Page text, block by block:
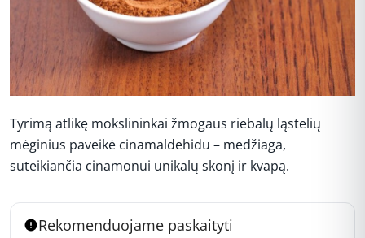
Tyrimą atlikę mokslininkai žmogaus riebalų ląstelių
mėginius paveikė cinamaldehidu – medžiaga,
suteikiančia cinamonui unikalų skonį ir kvapą.
Rekomenduojame paskaityti